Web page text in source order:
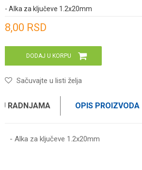
- Alka za ključeve 1.2x20mm
8,00 RSD
DODAJ U KORPU
Sačuvajte u listi želja
RADNJAMA OPIS PROIZVODA
- Alka za ključeve 1.2x20mm